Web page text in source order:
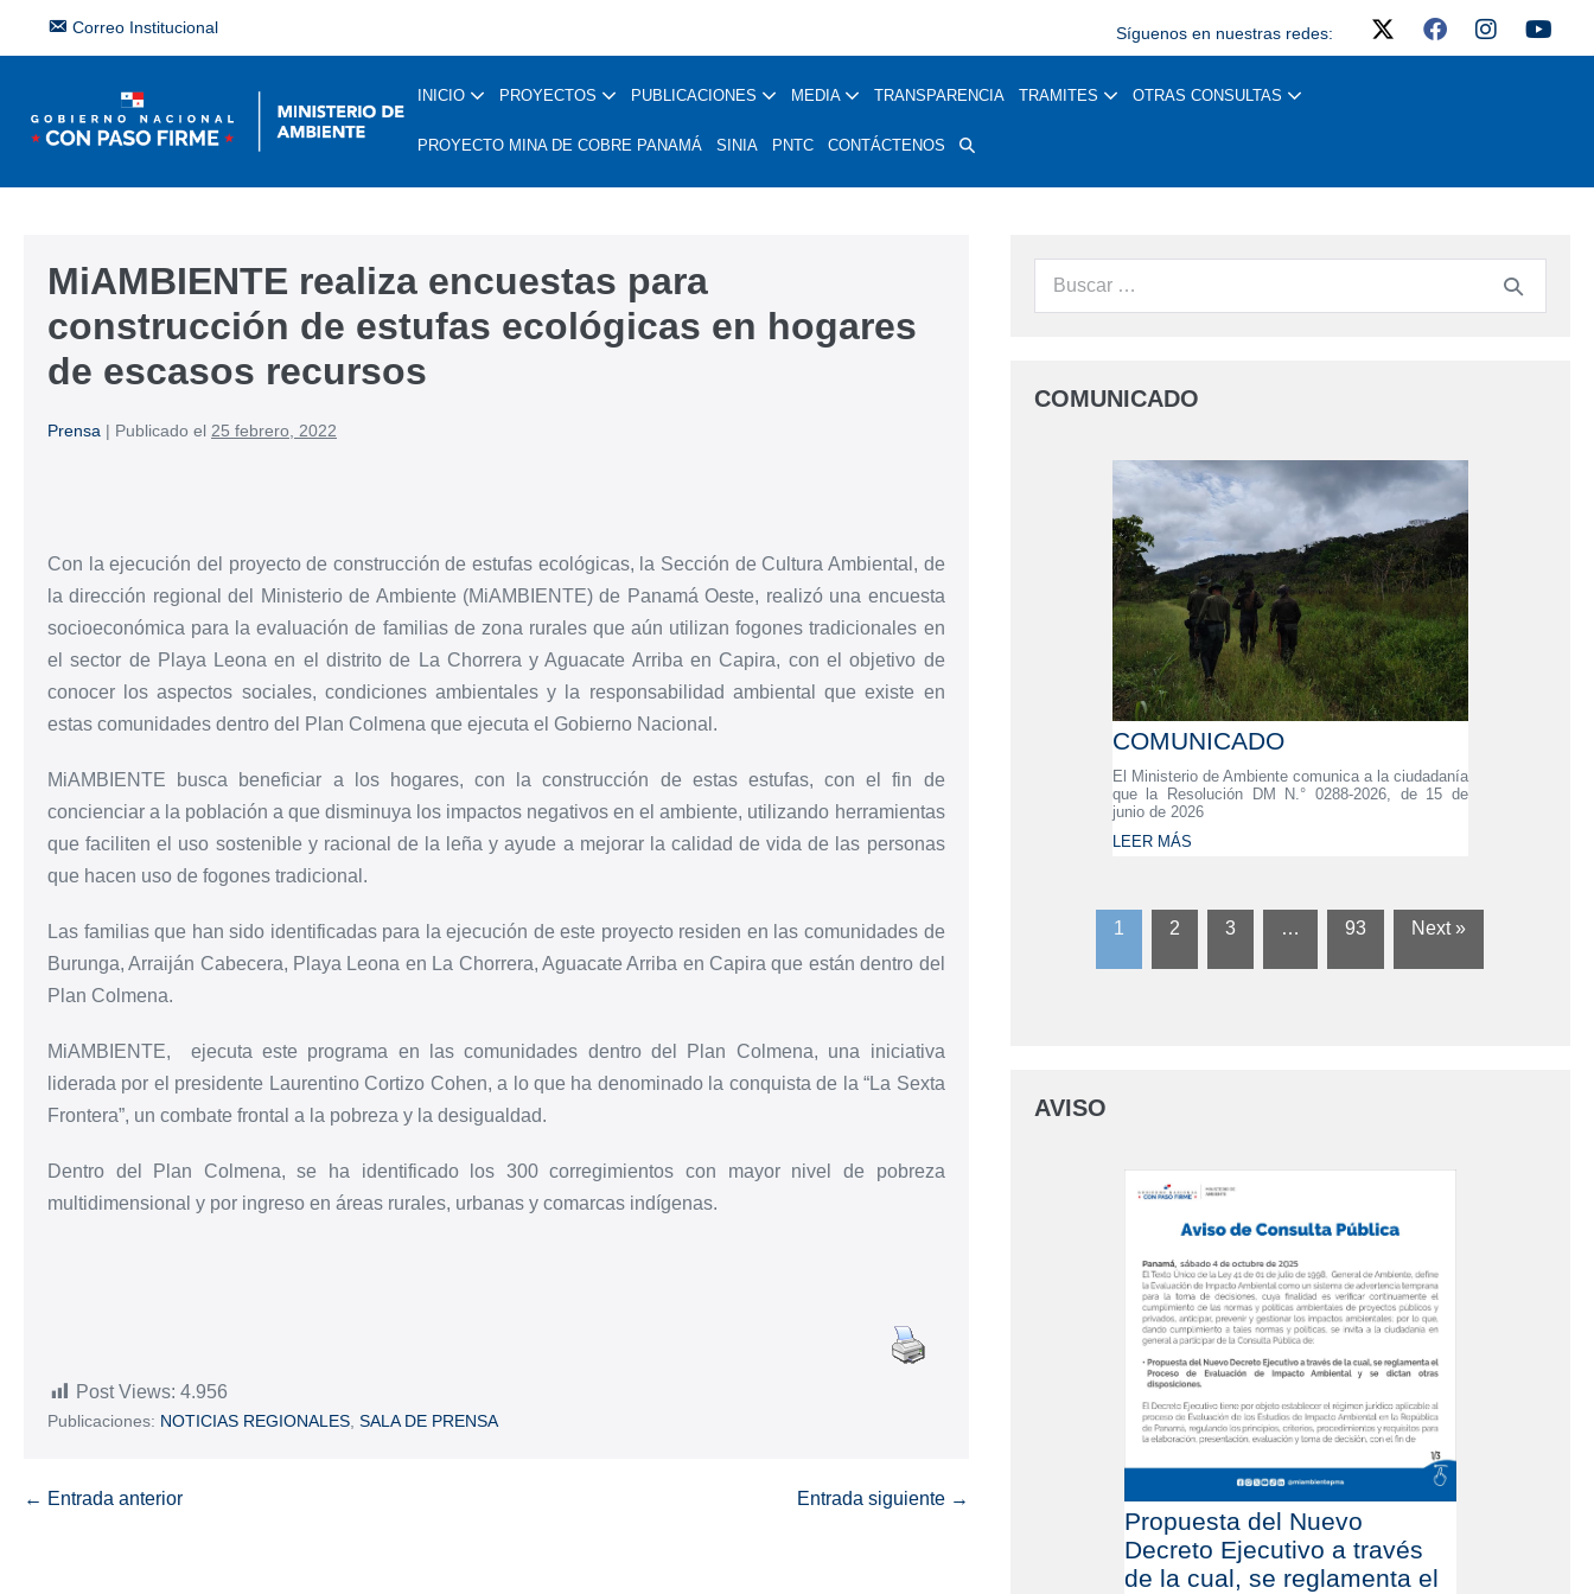
Correo Institucional Síguenos en nuestras redes:
INICIO PROYECTOS PUBLICACIONES MEDIA TRANSPARENCIA TRAMITES OTRAS CONSULTAS
PROYECTO MINA DE COBRE PANAMÁ SINIA PNTC CONTÁCTENOS
MiAMBIENTE realiza encuestas para
construcción de estufas ecológicas en hogares
de escasos recursos
Prensa | Publicado el 25 febrero, 2022
Con la ejecución del proyecto de construcción de estufas ecológicas, la Sección de Cultura Ambiental, de
la dirección regional del Ministerio de Ambiente (MiAMBIENTE) de Panamá Oeste, realizó una encuesta
socioeconómica para la evaluación de familias de zona rurales que aún utilizan fogones tradicionales en
el sector de Playa Leona en el distrito de La Chorrera y Aguacate Arriba en Capira, con el objetivo de
conocer los aspectos sociales, condiciones ambientales y la responsabilidad ambiental que existe en
estas comunidades dentro del Plan Colmena que ejecuta el Gobierno Nacional.
MiAMBIENTE busca beneficiar a los hogares, con la construcción de estas estufas, con el fin de
concienciar a la población a que disminuya los impactos negativos en el ambiente, utilizando herramientas
que faciliten el uso sostenible y racional de la leña y ayude a mejorar la calidad de vida de las personas
que hacen uso de fogones tradicional.
Las familias que han sido identificadas para la ejecución de este proyecto residen en las comunidades de
Burunga, Arraiján Cabecera, Playa Leona en La Chorrera, Aguacate Arriba en Capira que están dentro del
Plan Colmena.
MiAMBIENTE, ejecuta este programa en las comunidades dentro del Plan Colmena, una iniciativa
liderada por el presidente Laurentino Cortizo Cohen, a lo que ha denominado la conquista de la “La Sexta
Frontera”, un combate frontal a la pobreza y la desigualdad.
Dentro del Plan Colmena, se ha identificado los 300 corregimientos con mayor nivel de pobreza
multidimensional y por ingreso en áreas rurales, urbanas y comarcas indígenas.
Post Views: 4.956
Publicaciones: NOTICIAS REGIONALES SALA DE PRENSA
← Entrada anterior Entrada siguiente →
COMUNICADO
COMUNICADO
El Ministerio de Ambiente comunica a la ciudadanía
que la Resolución DM N.° 0288-2026, de 15 de
junio de 2026
LEER MÁS
1 2 3 … 93 Next »
AVISO
Propuesta del Nuevo
Decreto Ejecutivo a través
de la cual, se reglamenta el